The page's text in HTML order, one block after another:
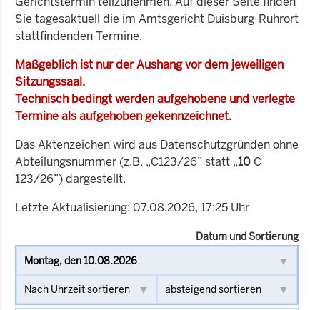
Sie tagesaktuell die im Amtsgericht Duisburg-Ruhrort
stattfindenden Termine.
Maßgeblich ist nur der Aushang vor dem jeweiligen
Sitzungssaal.
Technisch bedingt werden aufgehobene und verlegte
Termine als aufgehoben gekennzeichnet.
Das Aktenzeichen wird aus Datenschutzgründen ohne
Abteilungsnummer (z.B. „C123/26” statt „10 C
123/26”) dargestellt.
Letzte Aktualisierung: 07.08.2026, 17:25 Uhr
Datum und Sortierung